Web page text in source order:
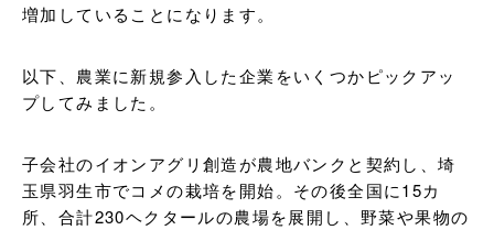
増加していることになります。
以下、農業に新規参入した企業をいくつかピックアッ
プしてみました。
子会社のイオンアグリ創造が農地バンクと契約し、埼
玉県羽生市でコメの栽培を開始。その後全国に15カ
所、合計230ヘクタールの農場を展開し、野菜や果物の